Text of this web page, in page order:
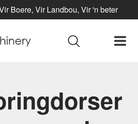
Boere, Vir Landbou, Vir 'n beter